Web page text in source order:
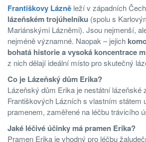
Františkovy Lázně leží v západních
lázeňském trojúhelníku (spolu s
Mariánskými Lázněmi). Jsou nejmenší,
nejméně významné. Naopak – jejich
bohatá historie a vysoká koncentrace
z nich dělají ideální místo pro skutečný
Co je Lázeňský dům Erika?
Lázeňský dům Erika je nestátní lázeňské
Františkových Lázních s vlastním státem
pramenem, zaměřené na léčbu trávicího
Jaké léčivé účinky má pramen Erika?
Pramen Erika je vhodný pro léčbu